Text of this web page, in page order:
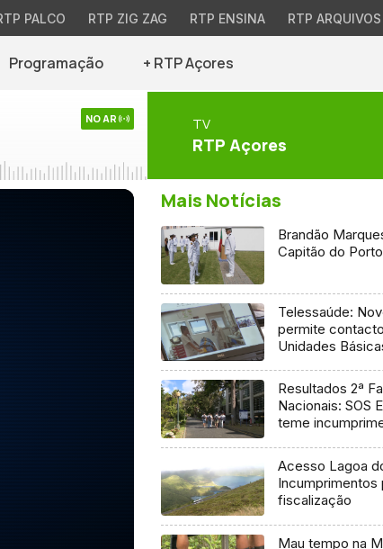
PALCO RTP ZIG ZAG RTP ENSINA RTP ARQUIVOS
Programação + RTP Açores
NO AR TV
RTP Açores
Mais Notícias
Brandão
Capitão do
Telessaúde:
permite
Unidades
Resultados 2ª
Nacionais: SOS
teme
Acesso Lagoa
fiscalização
Mau tempo na